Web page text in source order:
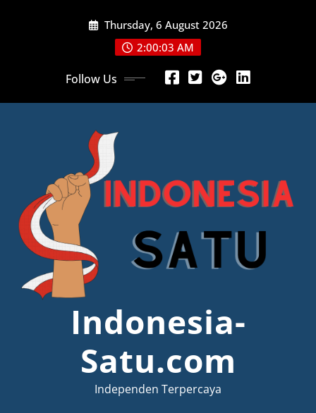
Thursday, 6 August 2026
2:00:04 AM
Follow Us
Indonesia-
Satu.com
Independen Terpercaya